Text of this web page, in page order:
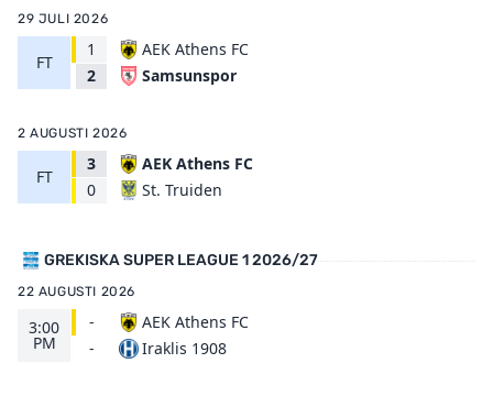
29 JULI 2026
FT
1
2
AEK Athens FC
Samsunspor
2 AUGUSTI 2026
FT
3
0
AEK Athens FC
St. Truiden
GREKISKA SUPER LEAGUE 1 2026/27
22 AUGUSTI 2026
3:00
PM
-
-
AEK Athens FC
Iraklis 1908